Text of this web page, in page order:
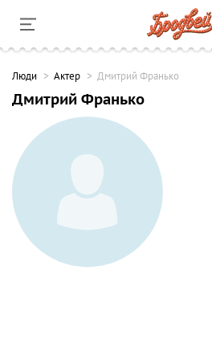
Люди Актер Дмитрий Франько
Дмитрий Франько